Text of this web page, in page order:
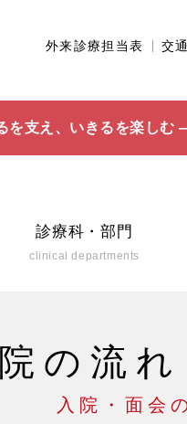
外来診療担当表 交
を支え、いきるを楽し
診療科・部門
clinical departments
の流れ
入院・面会